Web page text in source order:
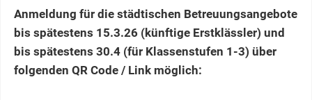
Anmeldung für die städtischen Betreuungsangebote
bis spätestens 15.3.26 (künftige Erstklässler) und
bis spätestens 30.4 (für Klassenstufen 1-3) über
folgenden QR Code / Link möglich: